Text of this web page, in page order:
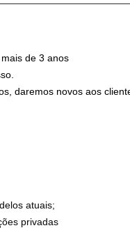
de 3 anos
daremos novos aos
atuais;
privadas